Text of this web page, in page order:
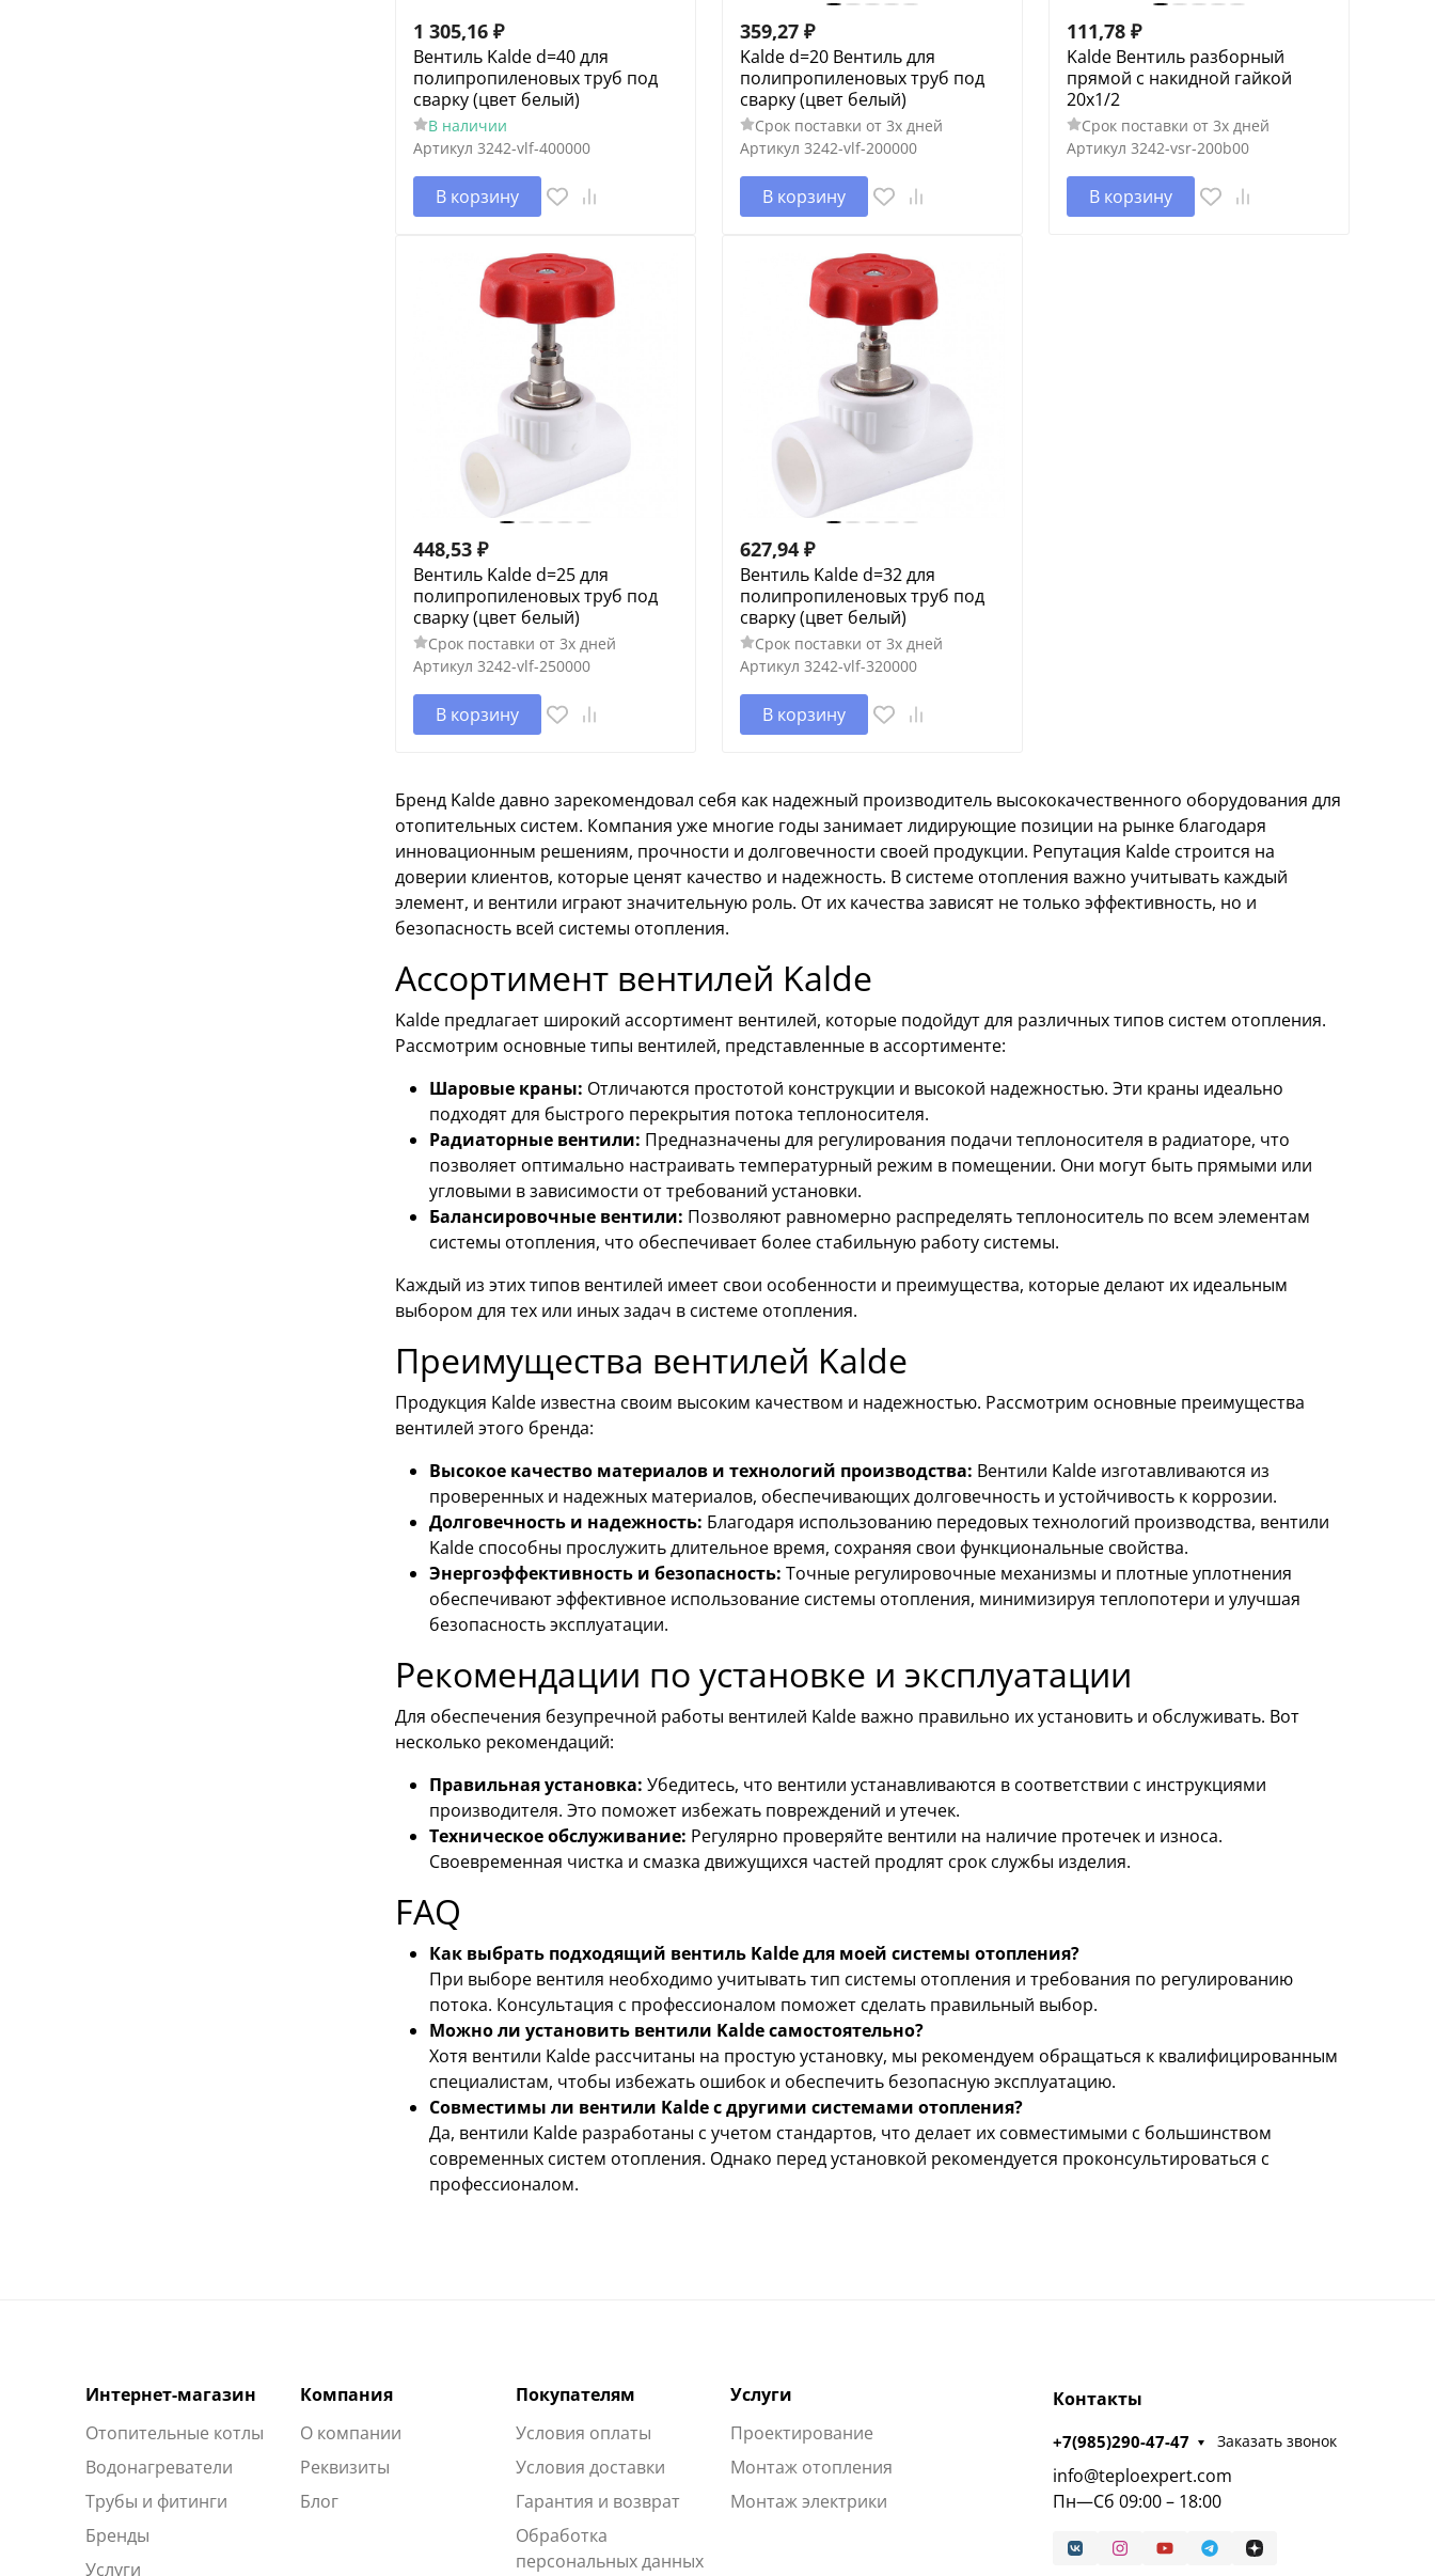
1 305,16 ₽
Вентиль Kalde d=40 для
полипропиленовых труб под
сварку (цвет белый)
В наличии
Артикул 3242-vlf-400000
В корзину
359,27 ₽
Kalde d=20 Вентиль для
полипропиленовых труб под
сварку (цвет белый)
Срок поставки от 3х дней
Артикул 3242-vlf-200000
В корзину
111,78 ₽
Kalde Вентиль разборный
прямой с накидной гайкой
20х1/2
Срок поставки от 3х дней
Артикул 3242-vsr-200b00
В корзину
448,53 ₽
Вентиль Kalde d=25 для
полипропиленовых труб под
сварку (цвет белый)
Срок поставки от 3х дней
Артикул 3242-vlf-250000
В корзину
627,94 ₽
Вентиль Kalde d=32 для
полипропиленовых труб под
сварку (цвет белый)
Срок поставки от 3х дней
Артикул 3242-vlf-320000
В корзину
Бренд Kalde давно зарекомендовал себя как надежный производитель высококачественного оборудования для
отопительных систем. Компания уже многие годы занимает лидирующие позиции на рынке благодаря
инновационным решениям, прочности и долговечности своей продукции. Репутация Kalde строится на
доверии клиентов, которые ценят качество и надежность. В системе отопления важно учитывать каждый
элемент, и вентили играют значительную роль. От их качества зависят не только эффективность, но и
безопасность всей системы отопления.
Ассортимент вентилей Kalde
Kalde предлагает широкий ассортимент вентилей, которые подойдут для различных типов систем отопления.
Рассмотрим основные типы вентилей, представленные в ассортименте:
Шаровые краны: Отличаются простотой конструкции и высокой надежностью. Эти краны идеально
подходят для быстрого перекрытия потока теплоносителя.
Радиаторные вентили: Предназначены для регулирования подачи теплоносителя в радиаторе, что
позволяет оптимально настраивать температурный режим в помещении. Они могут быть прямыми или
угловыми в зависимости от требований установки.
Балансировочные вентили: Позволяют равномерно распределять теплоноситель по всем элементам
системы отопления, что обеспечивает более стабильную работу системы.
Каждый из этих типов вентилей имеет свои особенности и преимущества, которые делают их идеальным
выбором для тех или иных задач в системе отопления.
Преимущества вентилей Kalde
Продукция Kalde известна своим высоким качеством и надежностью. Рассмотрим основные преимущества
вентилей этого бренда:
Высокое качество материалов и технологий производства: Вентили Kalde изготавливаются из
проверенных и надежных материалов, обеспечивающих долговечность и устойчивость к коррозии.
Долговечность и надежность: Благодаря использованию передовых технологий производства, вентили
Kalde способны прослужить длительное время, сохраняя свои функциональные свойства.
Энергоэффективность и безопасность: Точные регулировочные механизмы и плотные уплотнения
обеспечивают эффективное использование системы отопления, минимизируя теплопотери и улучшая
безопасность эксплуатации.
Рекомендации по установке и эксплуатации
Для обеспечения безупречной работы вентилей Kalde важно правильно их установить и обслуживать. Вот
несколько рекомендаций:
Правильная установка: Убедитесь, что вентили устанавливаются в соответствии с инструкциями
производителя. Это поможет избежать повреждений и утечек.
Техническое обслуживание: Регулярно проверяйте вентили на наличие протечек и износа.
Своевременная чистка и смазка движущихся частей продлят срок службы изделия.
FAQ
Как выбрать подходящий вентиль Kalde для моей системы отопления?
При выборе вентиля необходимо учитывать тип системы отопления и требования по регулированию
потока. Консультация с профессионалом поможет сделать правильный выбор.
Можно ли установить вентили Kalde самостоятельно?
Хотя вентили Kalde рассчитаны на простую установку, мы рекомендуем обращаться к квалифицированным
специалистам, чтобы избежать ошибок и обеспечить безопасную эксплуатацию.
Совместимы ли вентили Kalde с другими системами отопления?
Да, вентили Kalde разработаны с учетом стандартов, что делает их совместимыми с большинством
современных систем отопления. Однако перед установкой рекомендуется проконсультироваться с
профессионалом.
Интернет-магазин
Отопительные котлы
Водонагреватели
Трубы и фитинги
Бренды
Услуги
Компания
О компании
Реквизиты
Блог
Покупателям
Условия оплаты
Условия доставки
Гарантия и возврат
Обработка
персональных данных
Услуги
Проектирование
Монтаж отопления
Монтаж электрики
Контакты
+7(985)290-47-47 Заказать звонок
info@teploexpert.com
Пн—Сб 09:00 – 18:00